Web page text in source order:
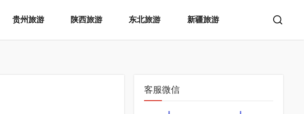
贵州旅游 陕西旅游 东北旅游 新疆旅游
客服微信